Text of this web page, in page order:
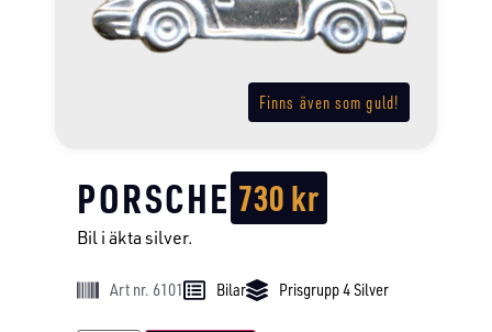
Finns även som guld!
PORSCHE 730kr
Bil i äkta silver.
Art nr. 6101 Bilar Prisgrupp 4 Silver